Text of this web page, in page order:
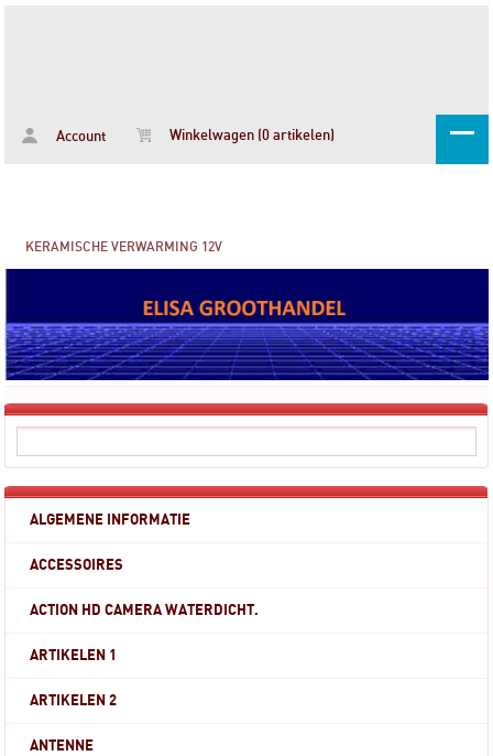
Account Winkelwagen (0 artikelen)
KERAMISCHE VERWARMING 12V
ALGEMENE INFORMATIE
ACCESSOIRES
ACTION HD CAMERA WATERDICHT.
ARTIKELEN 1
ARTIKELEN 2
ANTENNE